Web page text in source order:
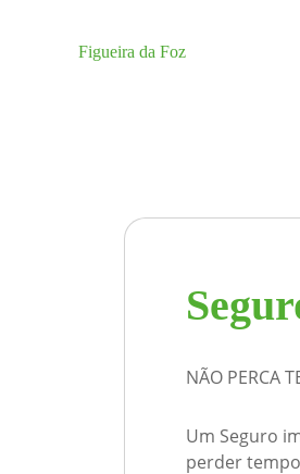
Figueira da Foz
NÃO PERCA
Um Seguro
perder